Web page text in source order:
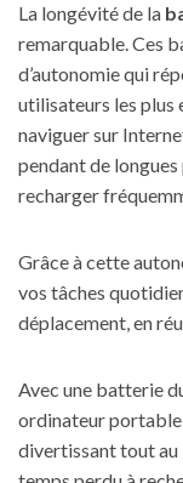
La longévité de la
remarquable. Ces
d’autonomie qui
utilisateurs les plus
naviguer sur
pendant de
recharger
Grâce à cette
vos tâches
déplacement, en
Avec une batterie
ordinateur
divertissant tout au